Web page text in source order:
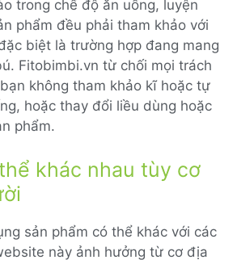
trong chế độ ăn uống, luyện
phẩm đều phải tham khảo với
biệt là trường hợp đang mang
Fitobimbi.vn từ chối mọi trách
không tham khảo kĩ hoặc tự
hoặc thay đổi liều dùng hoặc
phẩm.
khác nhau tùy cơ
sản phẩm có thể khác với các
này ảnh hưởng từ cơ địa